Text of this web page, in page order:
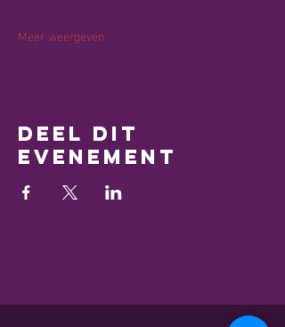
Meer weergeven
Deel dit
evenement